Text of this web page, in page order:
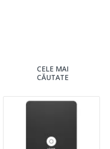
CELE MAI
CĂUTATE